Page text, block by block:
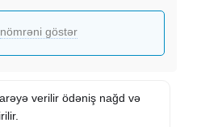
nömrəni göstər
verilir ödəniş nağd və